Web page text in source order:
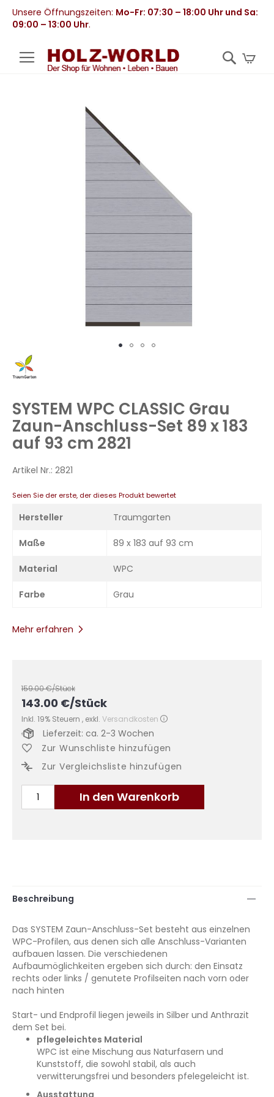
Unsere Öffnungszeiten: Mo-Fr: 07:30 – 18:00 Uhr und Sa:
09:00 – 13:00 Uhr.
Zum
Anfang
springen
SYSTEM WPC CLASSIC Grau
Zaun-Anschluss-Set 89 x 183
auf 93 cm 2821
Artikel Nr.: 2821
Seien Sie der erste, der dieses Produkt bewertet
Hersteller Traumgarten
Maße 89 x 183 auf 93 cm
Material WPC
Farbe Grau
Mehr erfahren
159.00€/Stück
143.00 €/Stück
Inkl. 19% Steuern , exkl. Versandkosten
In den Warenkorb
Lieferzeit: ca. 2-3 Wochen
Zur Wunschliste hinzufügen
Zur Vergleichsliste hinzufügen
Beschreibung
Das SYSTEM Zaun-Anschluss-Set besteht aus einzelnen
WPC-Profilen, aus denen sich alle Anschluss-Varianten
aufbauen lassen. Die verschiedenen
Aufbaumöglichkeiten ergeben sich durch: den Einsatz
rechts oder links / genutete Profilseiten nach vorn oder
nach hinten
Start- und Endprofil liegen jeweils in Silber und Anthrazit
dem Set bei.
pflegeleichtes Material
WPC ist eine Mischung aus Naturfasern und
Kunststoff, die sowohl stabil, als auch
verwitterungsfrei und besonders pfelegeleicht ist.
Ausstattung